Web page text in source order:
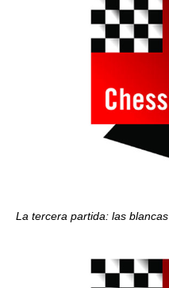
La tercera partida: las